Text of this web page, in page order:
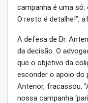
campanha é uma
O resto é detalhe!”,
A defesa de Dr.
da decisão. O
que o objetivo da
esconder o apoio do
Antenor, fracassou.
nossa campanha